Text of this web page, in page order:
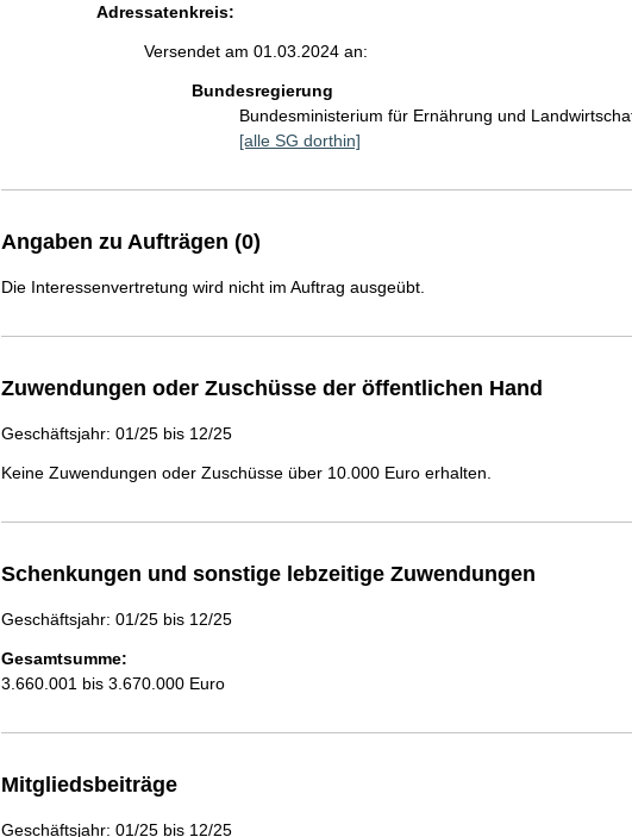
Adressatenkreis:
Versendet am 01.03.2024 an:
Bundesregierung
Bundesministerium für Ernährung und
[alle SG dorthin]
Angaben zu Aufträgen (0)
Die Interessenvertretung wird nicht im Auftrag ausgeübt.
Zuwendungen oder Zuschüsse der öffentlichen Hand
Geschäftsjahr: 01/25 bis 12/25
Keine Zuwendungen oder Zuschüsse über 10.000 Euro erhalten.
Schenkungen und sonstige lebzeitige Zuwendungen
Geschäftsjahr: 01/25 bis 12/25
Gesamtsumme:
3.660.001 bis 3.670.000 Euro
Mitgliedsbeiträge
Geschäftsjahr: 01/25 bis 12/25